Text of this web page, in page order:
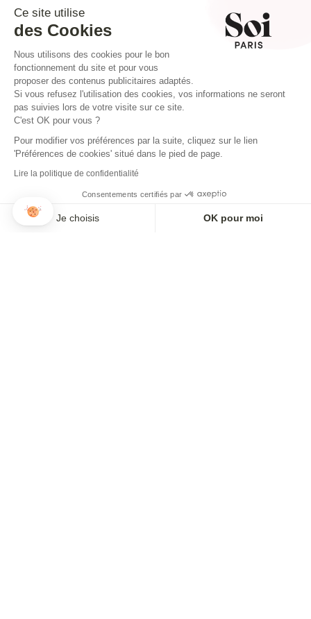
ANILLO WAVE
30,00€
ANILLO NEPTUNO VERDE
30,00€
Ce site utilise
des Cookies
Nous utilisons des cookies pour le bon
fonctionnement du site et pour vous
proposer des contenus publicitaires adaptés.
Si vous refusez l'utilisation des cookies, vos informations ne seront
pas suivies lors de votre visite sur ce site.
C'est OK pour vous ?
Pour modifier vos préférences par la suite, cliquez sur le lien
'Préférences de cookies' situé dans le pied de page.
Lire la politique de confidentialité
Consentements certifiés par
Je choisis OK pour moi